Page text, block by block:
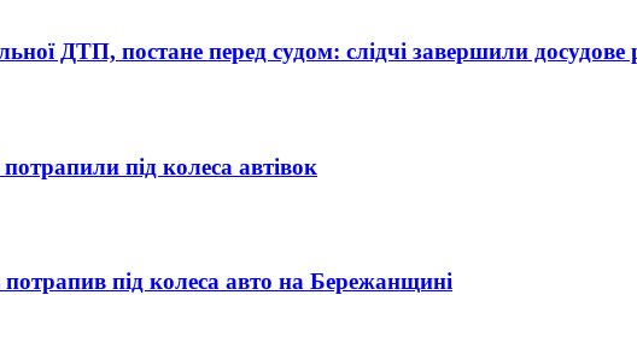
ДТП, постане перед судом: слідчі завершили досудове
під колеса автівок
під колеса авто на Бережанщині